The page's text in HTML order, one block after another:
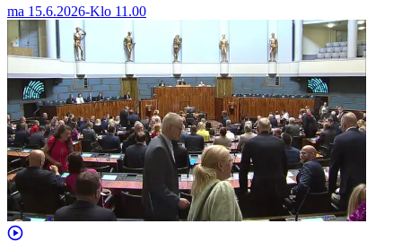
ma 15.6.2026-Klo 11.00